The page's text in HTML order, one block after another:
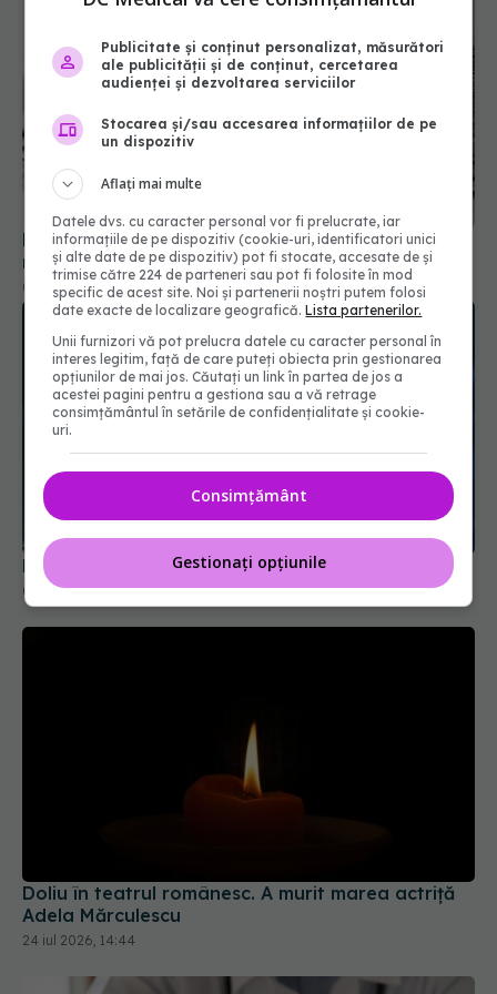
Mii de angajați din Sănătate ar putea primi salarii
mai mari. Sindicatele cer schimbarea legii
06 aug 2026, 19:26
Bonnie Tyler a murit
09 iul 2026, 13:50
Doliu în teatrul românesc. A murit marea actriță
Adela Mărculescu
24 iul 2026, 14:44
Publicitate și conținut personalizat, măsurători
ale publicității și de conținut, cercetarea
audienței și dezvoltarea serviciilor
Stocarea și/sau accesarea informațiilor de pe
un dispozitiv
Aflați mai multe
Datele dvs. cu caracter personal vor fi prelucrate, iar
informațiile de pe dispozitiv (cookie-uri, identificatori unici
și alte date de pe dispozitiv) pot fi stocate, accesate de și
trimise către 224 de parteneri sau pot fi folosite în mod
specific de acest site. Noi și partenerii noștri putem folosi
date exacte de localizare geografică.Lista partenerilor.
Unii furnizori vă pot prelucra datele cu caracter personal în
interes legitim, față de care puteți obiecta prin gestionarea
opțiunilor de mai jos. Căutați un link în partea de jos a
acestei pagini pentru a gestiona sau a vă retrage
consimțământul în setările de confidențialitate și cookie-
uri.
Consimțământ
Gestionați opțiunile